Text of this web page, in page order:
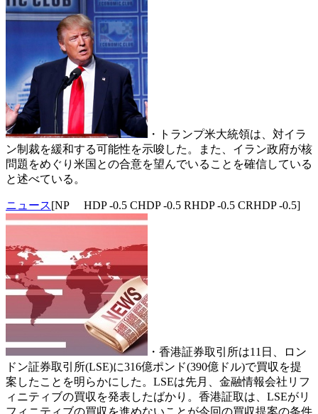
・トランプ米大統領は、対イラ
ン制裁を緩和する可能性を示唆した。また、イラン政府が核
問題をめぐり米国との合意を望んでいることを確信している
と述べている。
ニュース[NP HDP -0.5 CHDP -0.5 RHDP -0.5 CRHDP -0.5]
・香港証券取引所は11日、ロン
ドン証券取引所(LSE)に316億ポンド(390億ドル)で買収を提
案したことを明らかにした。LSEは先月、金融情報会社リフ
ィニティブの買収を発表したばかり。香港証取は、LSEがリ